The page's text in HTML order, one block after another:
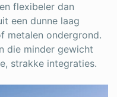
flexibeler dan
een dunne laag
metalen ondergrond.
die minder gewicht
strakke integraties.